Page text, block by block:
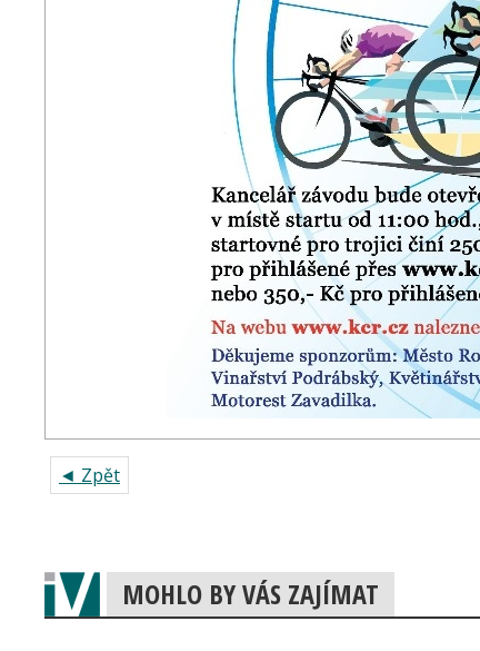
◄ Zpět
MOHLO BY VÁS ZAJÍMAT